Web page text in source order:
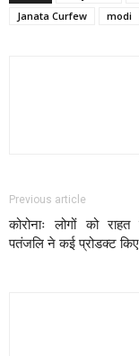
Janata Curfew
modi
Previous article
कोरोनाः लोगों को
पतंजलि ने कई प्रोडक्ट